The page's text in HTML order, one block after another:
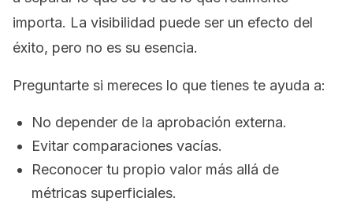
importa. La visibilidad puede ser un efecto del
éxito, pero no es su esencia.
Preguntarte si mereces lo que tienes te ayuda a:
No depender de la aprobación externa.
Evitar comparaciones vacías.
Reconocer tu propio valor más allá de
métricas superficiales.